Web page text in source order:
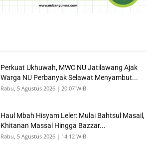
Perkuat Ukhuwah, MWC NU Jatilawang Ajak
Warga NU Perbanyak Selawat Menyambut...
Rabu, 5 Agustus 2026 | 20:07 WIB
Haul Mbah Hisyam Leler: Mulai Bahtsul Masail,
Khitanan Massal Hingga Bazzar...
Rabu, 5 Agustus 2026 | 14:12 WIB